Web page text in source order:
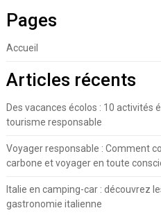
Pages
Accueil
Articles récents
Des vacances écolos : 10 activités
tourisme responsable
Voyager responsable : Comment
carbone et voyager en toute
Italie en camping-car : découvrez
gastronomie italienne